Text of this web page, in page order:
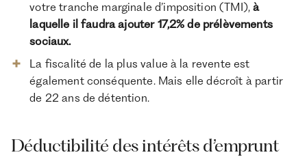
votre tranche marginale d’imposition (TMI), à
laquelle il faudra ajouter 17,2% de prélèvements
sociaux.
La fiscalité de la plus value à la revente est
également conséquente. Mais elle décroît à partir
de 22 ans de détention.
Déductibilité des intérêts d’emprunt